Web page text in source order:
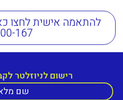
167
רישום לניוזלטר